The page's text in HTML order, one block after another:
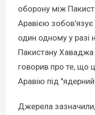
оборону між
Аравією зобов'язує
один одному у разі
Пакистану
говорив про те, що
Аравію під
Джерела